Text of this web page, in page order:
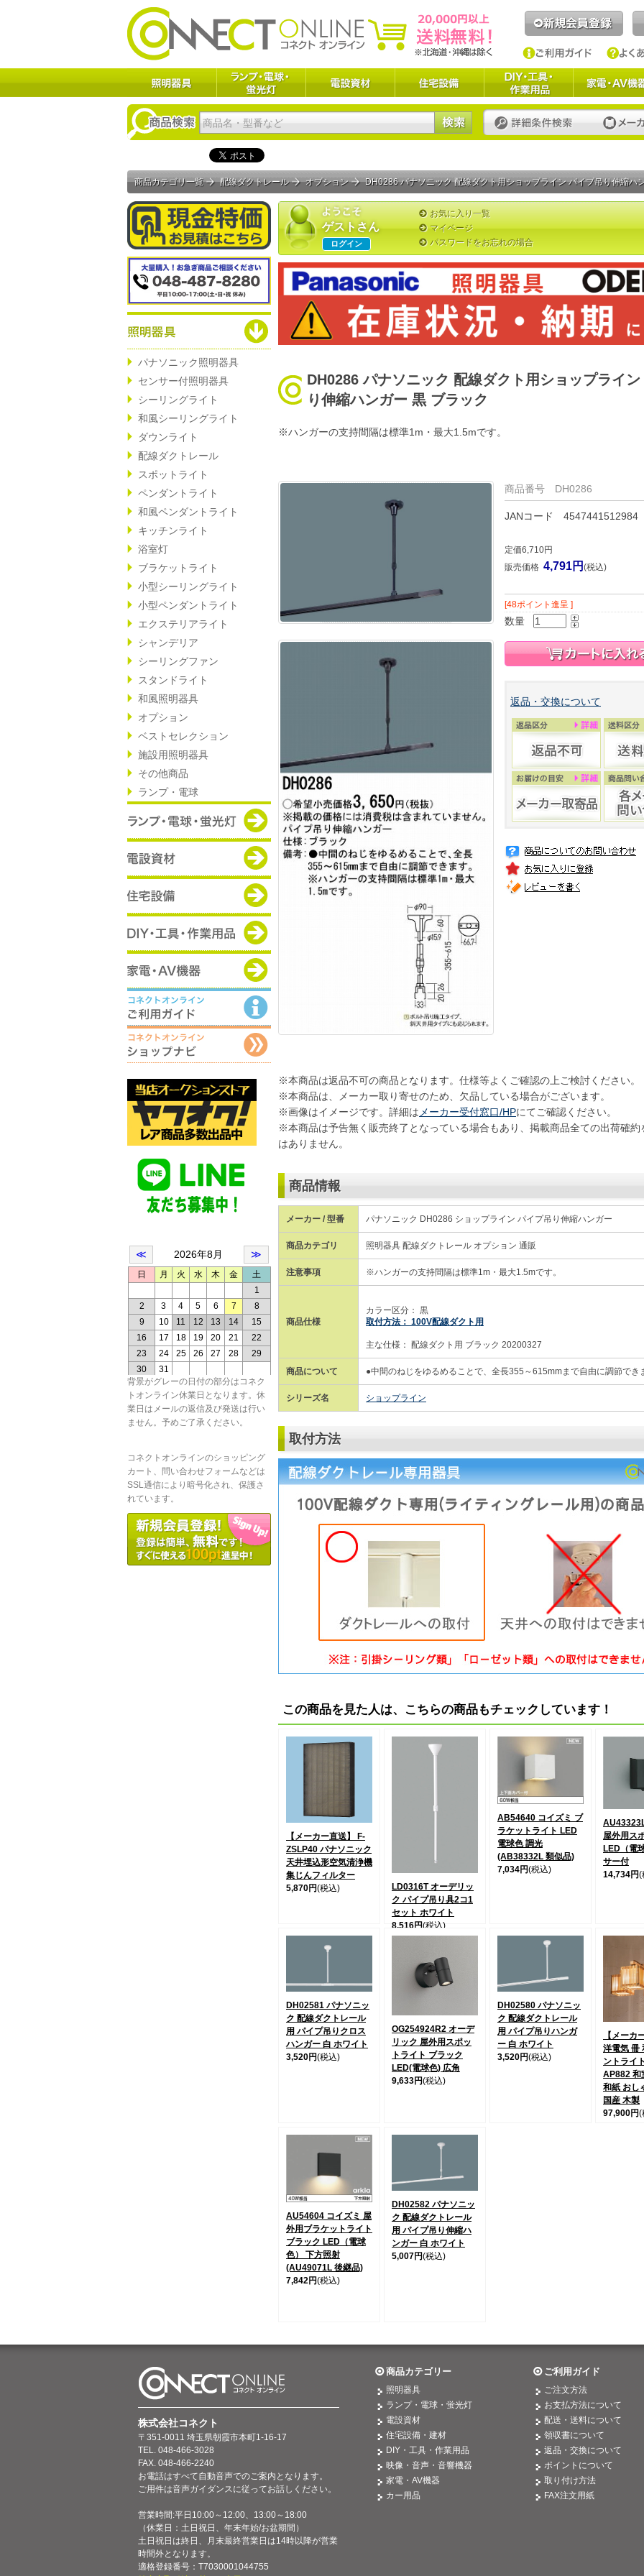
パナソニック照明器具
センサー付照明器具
シーリングライト
和風シーリングライト
ダウンライト
配線ダクトレール
スポットライト
ペンダントライト
和風ペンダントライト
キッチンライト
浴室灯
ブラケットライト
小型シーリングライト
小型ペンダントライト
エクステリアライト
シャンデリア
シーリングファン
スタンドライト
和風照明器具
オプション
ベストセレクション
施設用照明器具
その他商品
ランプ・電球
背景がグレーの日付の部分はコネク
トオンライン休業日となります。休
業日はメールの返信及び発送は行い
ません。予めご了承ください。
コネクトオンラインのショッピング
カート、問い合わせフォームなどは
SSL通信により暗号化され、保護さ
れています。
ゲストさん
お気に入り一覧
マイページ
ログイン パスワードをお忘れの場合
商品カテゴリ一覧 配線ダクトレール オプション DH0286 パナソニック 配線ダクト用ショップライン パイプ吊り伸縮ハ
※ハンガーの支持間隔は標準1m・最大1.5mです。
DH0286 パナソニック 配線ダクト用ショップライ
り伸縮ハンガー 黒 ブラック
商品番号 DH0286
JANコード 4547441512984
定価6,710円
販売価格 4,791円 (税込)
[48ポイント進呈 ]
数量
返品・交換について
※本商品は返品不可の商品となります。仕様等よくご確認の上ご検討ください。
※本商品は、メーカー取り寄せのため、欠品している場合がございます。
※画像はイメージです。詳細は メーカー受付窓口/HPにてご確認ください。
※本商品は予告無く販売終了となっている場合もあり、掲載商品全ての出荷確約
はありません。
商品情報
メーカー / 型番 パナソニック DH0286 ショップライン パイプ吊り伸縮ハンガー
商品カテゴリ 照明器具 配線ダクトレール オプション 通販
注意事項 ※ハンガーの支持間隔は標準1m・最大1.5mです。
商品仕様
カラー区分： 黒
取付方法： 100V配線ダクト用
主な仕様： 配線ダクト用 ブラック 20200327
商品について ●中間のねじをゆるめることで、全長355～615mmまで自由に調節でき
シリーズ名 ショップライン
取付方法
この商品を見た人は、こちらの商品もチェックしています！
【メーカー直送】 F-
ZSLP40 パナソニック
天井埋込形空気清浄機
集じんフィルター
5,870円(税込)
LD0316T オーデリッ
ク パイプ吊り具2コ1
セット ホワイト
8,516円(税込)
AB54640 コイズミ ブ
ラケットライト LED
電球色 調光
(AB38332L 類似品)
7,034円(税込)
屋外用ス
LED（電
サー付
14,734円(
DH02581 パナソニッ
ク 配線ダクトレール
用 パイプ吊りクロス
ハンガー 白 ホワイト
3,520円(税込)
OG254924R2 オーデ
リック 屋外用スポッ
トライト ブラック
LED(電球色) 広角
9,633円(税込)
DH02580 パナソニッ
ク 配線ダクトレール
用 パイプ吊りハンガ
ー 白 ホワイト
3,520円(税込)
【メーカ
洋電気 冊
ントライ
AP882 和
和紙 おし
国産 木製
97,900円(
AU54604 コイズミ 屋
外用ブラケットライト
ブラック LED（電球
色） 下方照射
(AU49071L 後継品)
7,842円(税込)
DH02582 パナソニッ
ク 配線ダクトレール
用 パイプ吊り伸縮ハ
ンガー 白 ホワイト
5,007円(税込)
株式会社コネクト
〒351-0011 埼玉県朝霞市本町1-16-17
TEL. 048-466-3028
FAX. 048-466-2240
お電話はすべて自動音声でのご案内となります。
ご用件は音声ガイダンスに従ってお話しください。
営業時間:平日10:00～12:00、13:00～18:00
（休業日：土日祝日、年末年始/お盆期間）
土日祝日は終日、月末最終営業日は14時以降が営業
時間外となります。
適格登録番号：T7030001044755
商品カテゴリー
照明器具
ランプ・電球・蛍光灯
電設資材
住宅設備・建材
DIY・工具・作業用品
映像・音声・音響機器
家電・AV機器
カー用品
ご利用ガイド
ご注文方法
お支払方法について
配送・送料について
領収書について
返品・交換について
ポイントについて
取り付け方法
FAX注文用紙